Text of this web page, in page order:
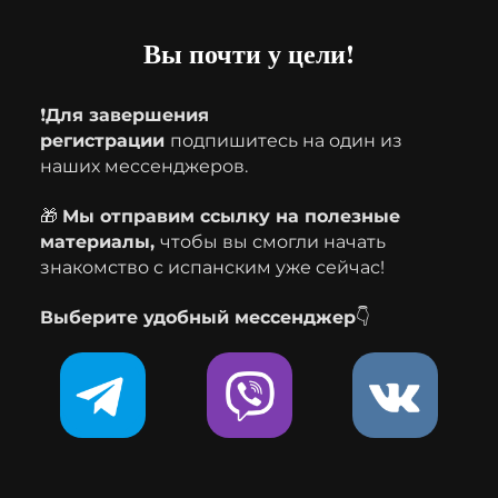
Вы почти у цели!
❗️Для завершения
регистрации подпишитесь на один из
наших мессенджеров.
🎁 Мы отправим ссылку на полезные
материалы, чтобы вы смогли начать
знакомство с испанским уже сейчас!
Выберите удобный мессенджер👇